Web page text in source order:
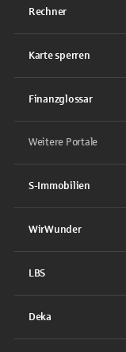
Rechner
Karte sperren
Finanzglossar
Weitere Portale
S-Immobilien
WirWunder
LBS
Deka